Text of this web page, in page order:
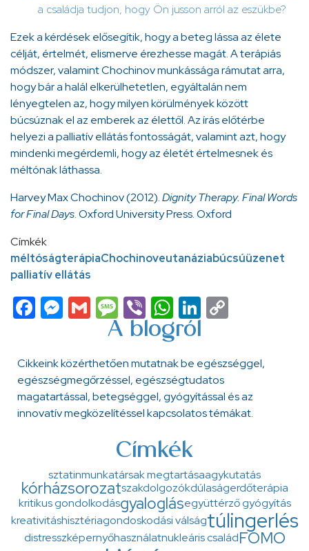
a családja tudjon, hogy Ön jusson arról az eszükbe?
Ezek a kérdések elősegítik, hogy a beteg lássa az élete
célját, értelmét, elismerve érezhesse magát. A terápiás
módszer, valamint Chochinov munkássága rámutat arra,
hogy bár a halál elkerülhetetlen, egyáltalán nem
lényegtelen az, hogy milyen körülmények között
búcsúznak el az emberek az élettől. Az írás előtérbe
helyezi a palliatív ellátás fontosságát, valamint azt, hogy
mindenki megérdemli, hogy az életét értelmesnek és
méltónak láthassa.
Harvey Max Chochinov (2012).Dignity Therapy. Final Words
for Final Days. Oxford University Press. Oxford
Címkék
méltóságterápiaChochinoveutanáziabúcsúüzenet
palliatív ellátás
Facebook
Messenger
GmailMessage
ViberWhatsApp
LinkedIn
A blogról
Cikkeink közérthetően mutatnak be egészséggel,
egészségmegőrzéssel, egészségtudatos
magatartással, betegséggel, gyógyítással és az
innovatív megközelítéssel kapcsolatos témákat.
Címkék
sztatinmunkatársak megtartásaagykutatás
kórházsorozatszakdolgozókdúlaságerdőterápia
kritikus gondolkodásgyaloglásegyüttérző gyógyítás
kreativitáshisztériagondoskodási válságtúlingerlés
distresszképernyőhasználatnukleáris családFOMO